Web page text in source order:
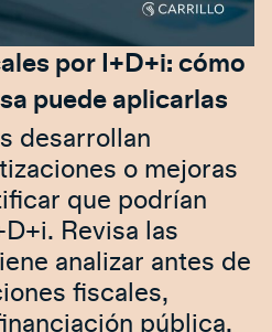
por I+D+i: cómo
puede aplicarlas
desarrollan
o mejoras
que podrían
Revisa las
analizar antes de
fiscales,
pública.